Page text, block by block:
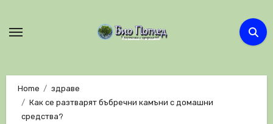
Home
здраве
Как се разтварят бъбречни камъни с домашни
средства?